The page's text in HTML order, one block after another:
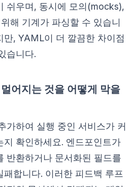
쉬우며, 동시에 모의(mocks),
해 기계가 파싱할 수 있습니
만, YAML이 더 깔끔한 차이점
습니다.
어지는 것을 어떻게 막을
가하여 실행 중인 서비스가 커
지 확인하세요. 엔드포인트가
반환하거나 문서화된 필드를
합니다. 이러한 피드백 루프